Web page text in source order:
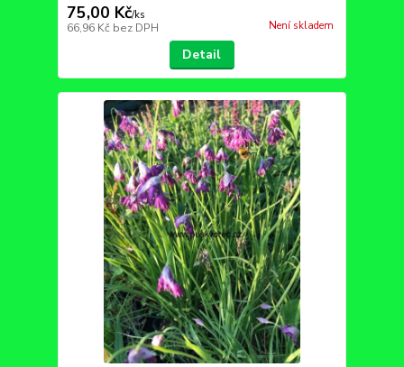
75,00 Kč/ks
66,96 Kč bez DPH Není skladem
Detail